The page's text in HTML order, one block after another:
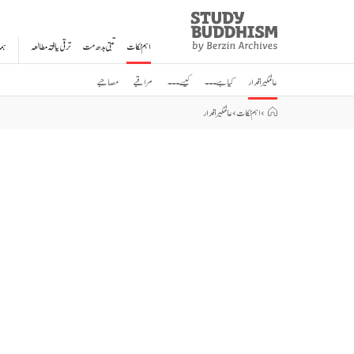
Study
Buddhism
Home
اہم نکات
عالمگیر اقدار کیا ہے ۔۔۔ کیسے ۔۔۔ مراقبے مصاحبے
تبتی بدھ مت ترقی یافتہ مطالعہ
›اہم نکات›عالمگیر اقدار